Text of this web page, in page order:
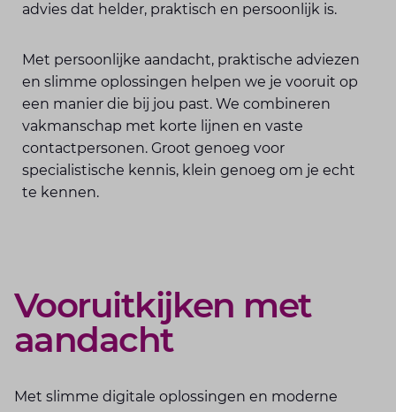
advies dat helder, praktisch en persoonlijk is.
Met persoonlijke aandacht, praktische adviezen
en slimme oplossingen helpen we je vooruit op
een manier die bij jou past. We combineren
vakmanschap met korte lijnen en vaste
contactpersonen. Groot genoeg voor
specialistische kennis, klein genoeg om je echt
te kennen.
Vooruitkijken met
aandacht
Met slimme digitale oplossingen en moderne